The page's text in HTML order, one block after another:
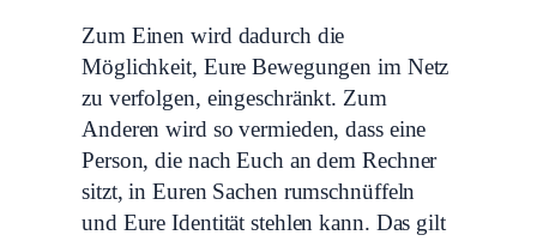
Zum Einen wird dadurch die
Möglichkeit, Eure Bewegungen im Netz
zu verfolgen, eingeschränkt. Zum
Anderen wird so vermieden, dass eine
Person, die nach Euch an dem Rechner
sitzt, in Euren Sachen rumschnüffeln
und Eure Identität stehlen kann. Das gilt